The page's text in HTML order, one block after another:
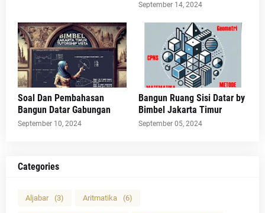
September 14, 2024
Soal Dan Pembahasan
Bangun Datar Gabungan
September 10, 2024
Bangun Ruang Sisi Datar by
Bimbel Jakarta Timur
September 05, 2024
Categories
Aljabar (3) Aritmatika (6)